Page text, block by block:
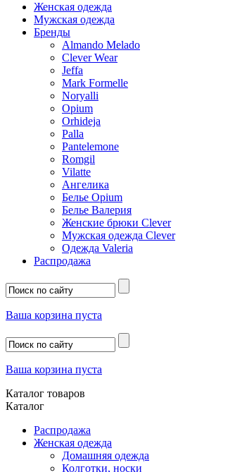
Женская одежда
Мужская одежда
Бренды
Almando Melado
Clever Wear
Jeffa
Mark Formelle
Noryalli
Opium
Orhideja
Palla
Pantelemone
Romgil
Vilatte
Ангелика
Белье Opium
Белье Валерия
Женские брюки Clever
Мужская одежда Clever
Одежда Valeria
Распродажа
Ваша корзина пуста
Ваша корзина пуста
Каталог товаров
Каталог
Распродажа
Женская одежда
Домашняя одежда
Колготки, носки